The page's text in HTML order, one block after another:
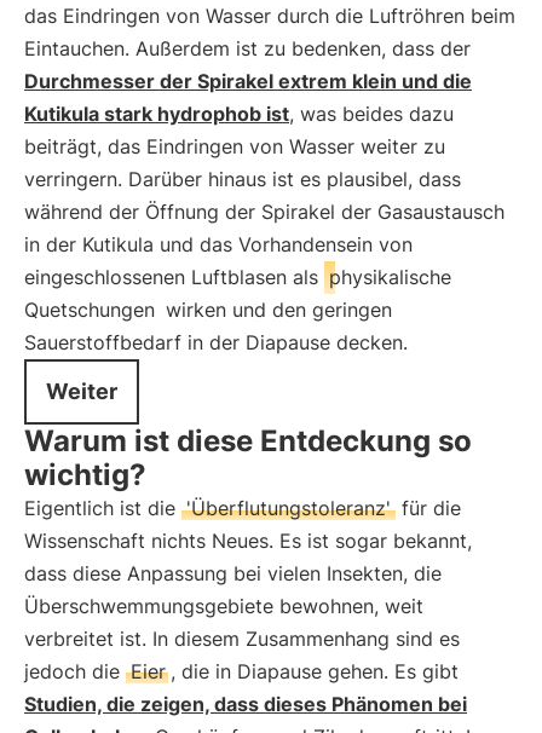
das Eindringen von Wasser durch die Luftröhren beim
Eintauchen. Außerdem ist zu bedenken, dass der
Durchmesser der Spirakel extrem klein und die
Kutikula stark hydrophob ist, was beides dazu
beiträgt, das Eindringen von Wasser weiter zu
verringern. Darüber hinaus ist es plausibel, dass
während der Öffnung der Spirakel der Gasaustausch
in der Kutikula und das Vorhandensein von
eingeschlossenen Luftblasen als physikalische
Quetschungen wirken und den geringen
Sauerstoffbedarf in der Diapause decken.
Weiter
Warum ist diese Entdeckung so
wichtig?
Eigentlich ist die 'Überflutungstoleranz' für die
Wissenschaft nichts Neues. Es ist sogar bekannt,
dass diese Anpassung bei vielen Insekten, die
Überschwemmungsgebiete bewohnen, weit
verbreitet ist. In diesem Zusammenhang sind es
jedoch die Eier , die in Diapause gehen. Es gibt
Studien, die zeigen, dass dieses Phänomen bei